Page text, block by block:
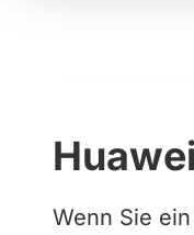
Wenn Sie